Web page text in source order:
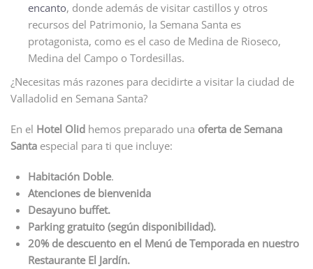
encanto, donde además de visitar castillos y otros
recursos del Patrimonio, la Semana Santa es
protagonista, como es el caso de Medina de Rioseco,
Medina del Campo o Tordesillas.
¿Necesitas más razones para decidirte a visitar la ciudad de
Valladolid en Semana Santa?
En el Hotel Olid hemos preparado una oferta de Semana
Santa especial para ti que incluye:
Habitación Doble.
Atenciones de bienvenida
Desayuno buffet.
Parking gratuito (según disponibilidad).
20% de descuento en el Menú de Temporada en nuestro
Restaurante El Jardín.